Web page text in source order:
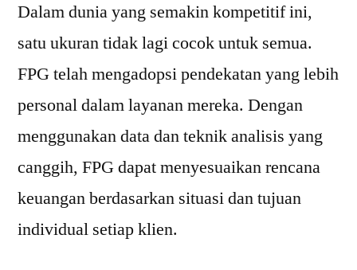
Dalam dunia yang semakin kompetitif ini,
satu ukuran tidak lagi cocok untuk semua.
FPG telah mengadopsi pendekatan yang lebih
personal dalam layanan mereka. Dengan
menggunakan data dan teknik analisis yang
canggih, FPG dapat menyesuaikan rencana
keuangan berdasarkan situasi dan tujuan
individual setiap klien.